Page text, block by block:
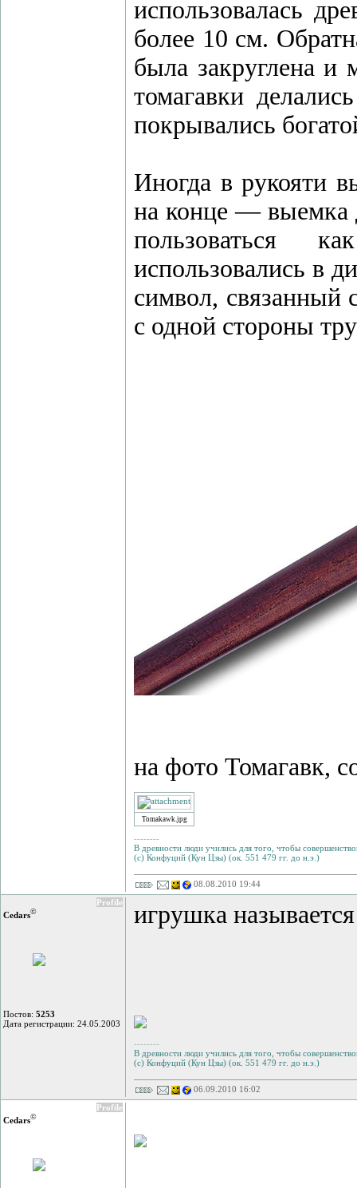
использовалась
более 10 см.
была закруглена и
томагавки
покрывались
Иногда в рукояти
на конце — выемка
пользоваться
использовались в
символ, связанный
с одной стороны
на фото Томагавк,
Tomakawk.jpg
--------
В древности люди учились для того, чтобы
(с) Конфуций (Кун Цзы) (ок. 551 479 гг. до н.э.)
08.08.2010 19:44
Profile
Cedars©
Постов: 5253
Дата регистрации: 24.05.2003
игрушка
--------
В древности люди учились для того, чтобы
(с) Конфуций (Кун Цзы) (ок. 551 479 гг. до н.э.)
06.09.2010 16:02
Profile
Cedars©